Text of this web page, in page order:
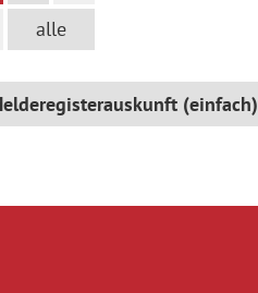
alle
(einfach)